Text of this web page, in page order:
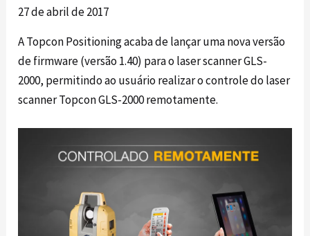
27 de abril de 2017
A Topcon Positioning acaba de lançar uma nova versão
de firmware (versão 1.40) para o laser scanner GLS-
2000, permitindo ao usuário realizar o controle do laser
scanner Topcon GLS-2000 remotamente.